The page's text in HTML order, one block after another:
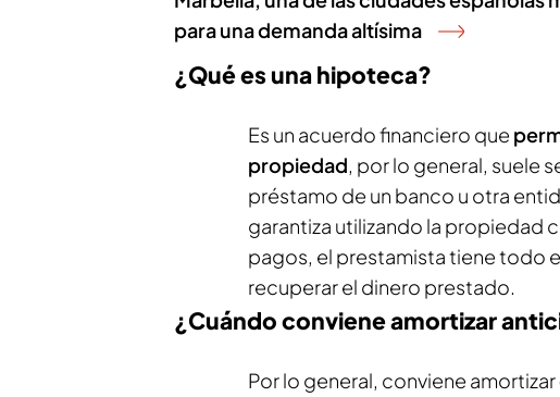
para una demanda altísima
¿Qué es una hipoteca?
Es un acuerdo financiero que
propiedad, por lo general, suele
préstamo de un banco u otra
garantiza utilizando la propiedad
pagos, el prestamista tiene todo
recuperar el dinero prestado.
¿Cuándo conviene amortizar
Por lo general, conviene amortizar